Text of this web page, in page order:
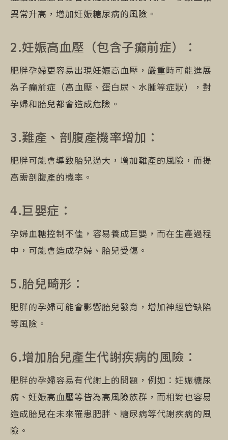
異常升高，增加妊娠糖尿病的風險。
2.妊娠高血壓（包含子癲前症）：
肥胖孕婦更容易出現妊娠高血壓，嚴重時可能進展
為子癲前症（高血壓、蛋白尿、水腫等症狀），對
孕婦和胎兒都會造成危險。
3.難產、剖腹產機率增加：
肥胖可能會導致胎兒過大，增加難產的風險，而提
高需剖腹產的機率。
4.巨嬰症：
孕婦血糖控制不佳，容易養成巨嬰，而在生產過程
中，可能會造成孕婦、胎兒受傷。
5.胎兒畸形：
肥胖的孕婦可能會影響胎兒發育，增加神經管缺陷
等風險。
6.增加胎兒產生代謝疾病的風險：
肥胖的孕婦容易有代謝上的問題，例如：妊娠糖尿
病、妊娠高血壓等皆為高風險族群，而相對也容易
造成胎兒在未來罹患肥胖、糖尿病等代謝疾病的風
險。